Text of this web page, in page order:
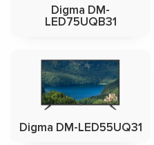
Digma DM-
LED75UQB31
Digma DM-LED55UQ31